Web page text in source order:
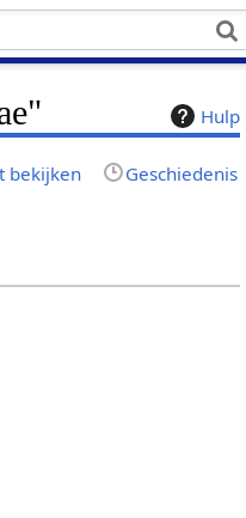
Hulp
bekijken Geschiedenis